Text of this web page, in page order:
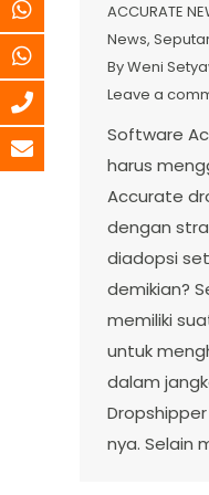
ACCURATE
News,
ByWeni
Leave a
Software
harus
Accurate
dengan
diadopsi
demikian?
memiliki
untuk
dalam
nya. Selain